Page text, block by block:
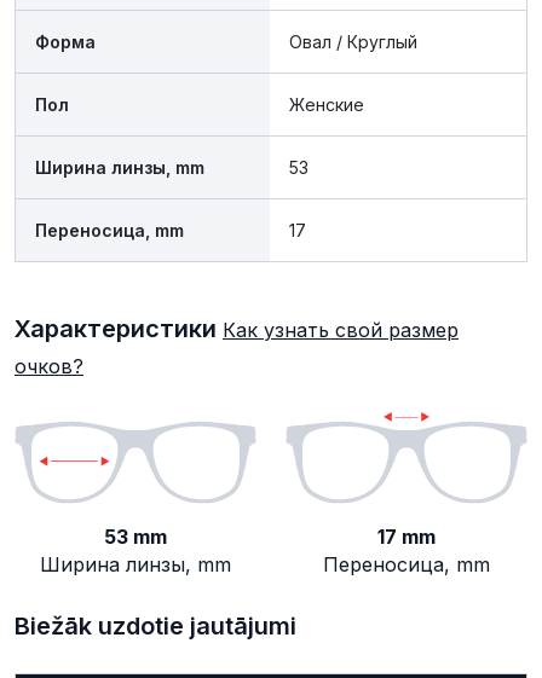
Форма Oвал / Круглый
Пол Женские
Ширина линзы, mm 53
Переносица, mm 17
Характеристики Как узнать свой размер
очков?
53 mm
Ширина линзы, mm
17 mm
Переносица, mm
Biežāk uzdotie jautājumi